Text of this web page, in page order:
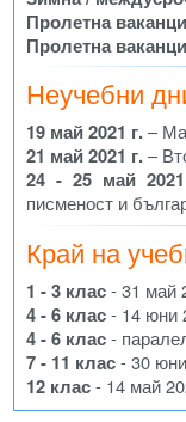
Пролетна
Пролетна
Неучебни
19 май 2021 г.–
21 май 2021 г.–
24 - 25 май
писменост и
Край на
1 - 3 клас- 31 май
4 - 6 клас- 14 юни
4 - 6 клас-
7 - 11 клас- 30
12 клас- 14 май